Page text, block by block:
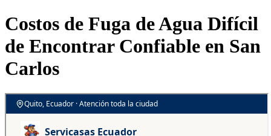
Costos de Fuga de Agua Difícil
de Encontrar Confiable en San
Carlos